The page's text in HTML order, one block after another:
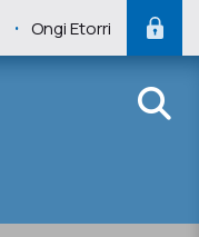
. Ongi Etorri